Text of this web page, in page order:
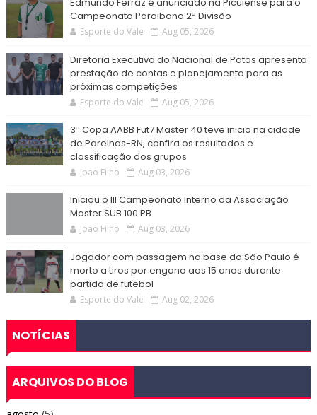
Campeonato Paraibano 2ª Divisão
Esporte do Vale Aug 05, 2026
Diretoria Executiva do Nacional de Patos apresenta
prestação de contas e planejamento para as
próximas competições
Esporte do Vale Aug 05, 2026
3ª Copa AABB Fut7 Master 40 teve inicio na cidade
de Parelhas-RN, confira os resultados e
classificação dos grupos
Joao Filho Aug 03, 2026
Iniciou o III Campeonato Interno da Associação
Master SUB 100 PB
Joao Filho Aug 03, 2026
Jogador com passagem na base do São Paulo é
morto a tiros por engano aos 15 anos durante
partida de futebol
Esporte do Vale Aug 02, 2026
NOTÍCIAS
ARQUIVOS DO BLOG